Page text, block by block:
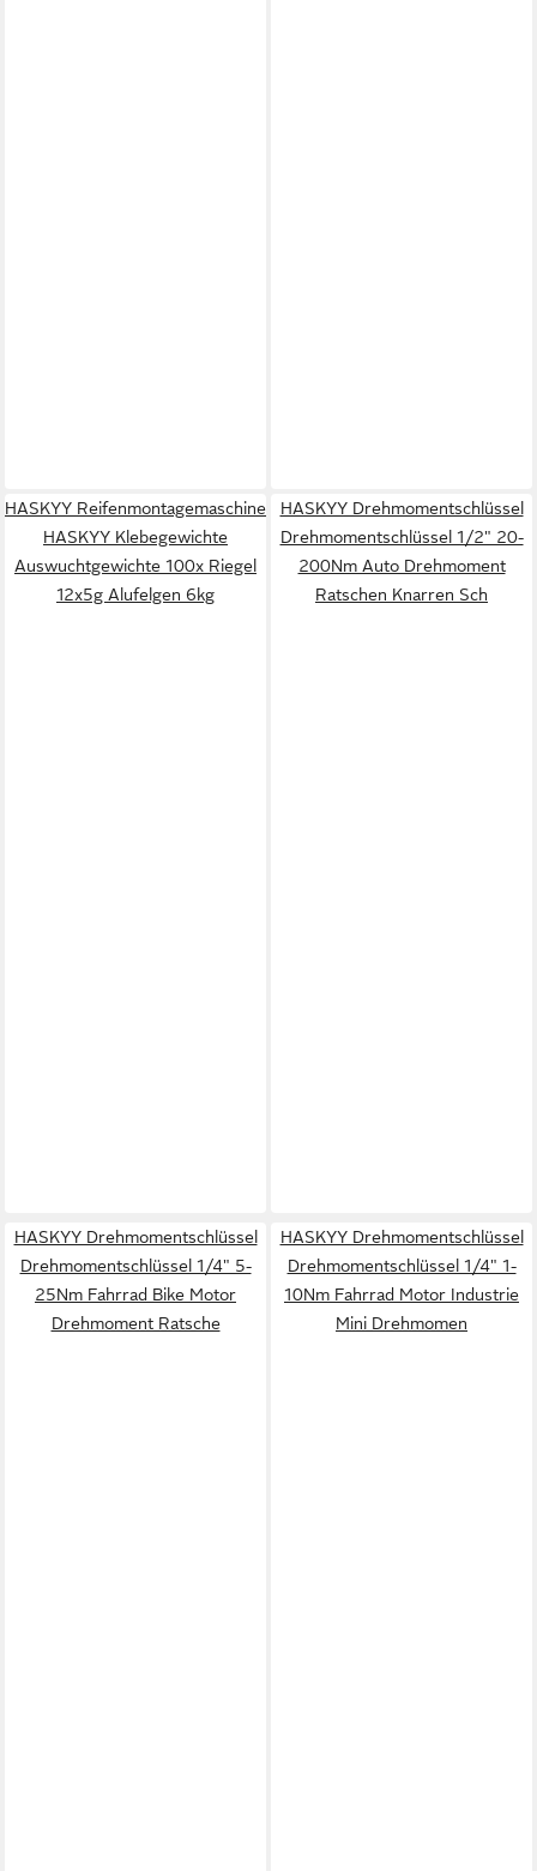
HASKYY Reifenmontagemaschine
HASKYY Klebegewichte
Auswuchtgewichte 100x Riegel
12x5g Alufelgen 6kg
HASKYY Drehmomentschlüssel
Drehmomentschlüssel 1/2" 20-
200Nm Auto Drehmoment
Ratschen Knarren Sch
HASKYY Drehmomentschlüssel
Drehmomentschlüssel 1/4" 5-
25Nm Fahrrad Bike Motor
Drehmoment Ratsche
HASKYY Drehmomentschlüssel
Drehmomentschlüssel 1/4" 1-
10Nm Fahrrad Motor Industrie
Mini Drehmomen